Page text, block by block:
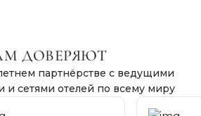
ДОВЕРЯЮТ
партнёрстве с ведущими
и сетями отелей по всему миру